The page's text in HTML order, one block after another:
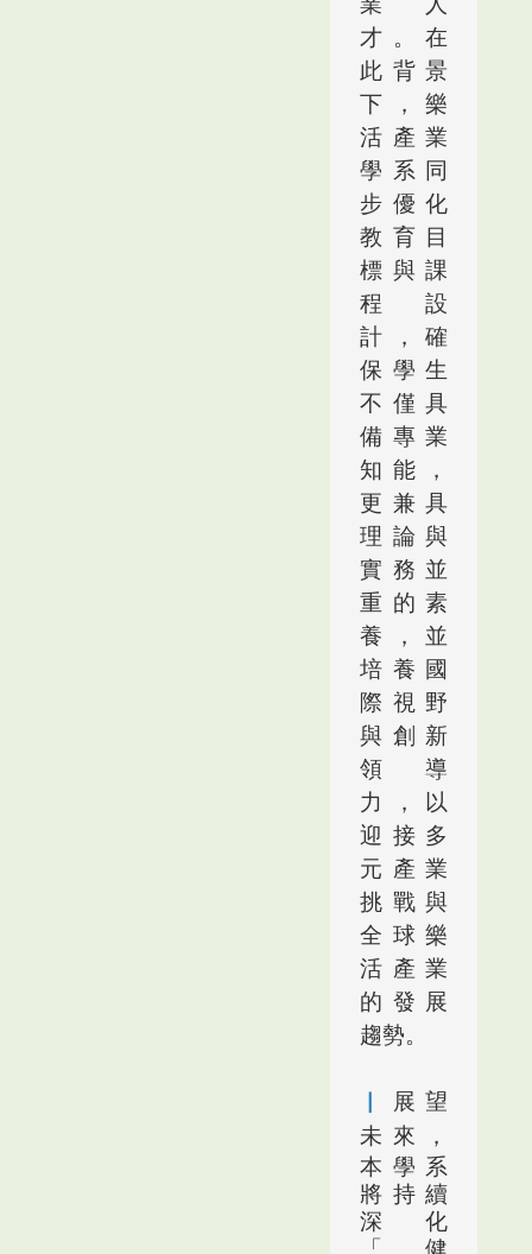
才。在
此背景
下，樂
活產業
學系同
步優化
教育目
標與課
程設
計，確
保學生
不僅具
備專業
知能，
更兼具
理論與
實務並
重的素
養，並
培養國
際視野
與創新
領導
力，以
迎接多
元產業
挑戰與
全球樂
活產業
的發展
趨勢。
▏
展望
未來，
本學系
將持續
深化
「健